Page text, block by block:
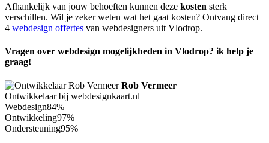
Afhankelijk van jouw behoeften kunnen deze kosten sterk
verschillen. Wil je zeker weten wat het gaat kosten? Ontvang direct
4 webdesign offertes van webdesigners uit Vlodrop.
Vragen over webdesign mogelijkheden in Vlodrop? ik help je
graag!
Rob Vermeer
Ontwikkelaar bij webdesignkaart.nl
Webdesign84%
Ontwikkeling97%
Ondersteuning95%